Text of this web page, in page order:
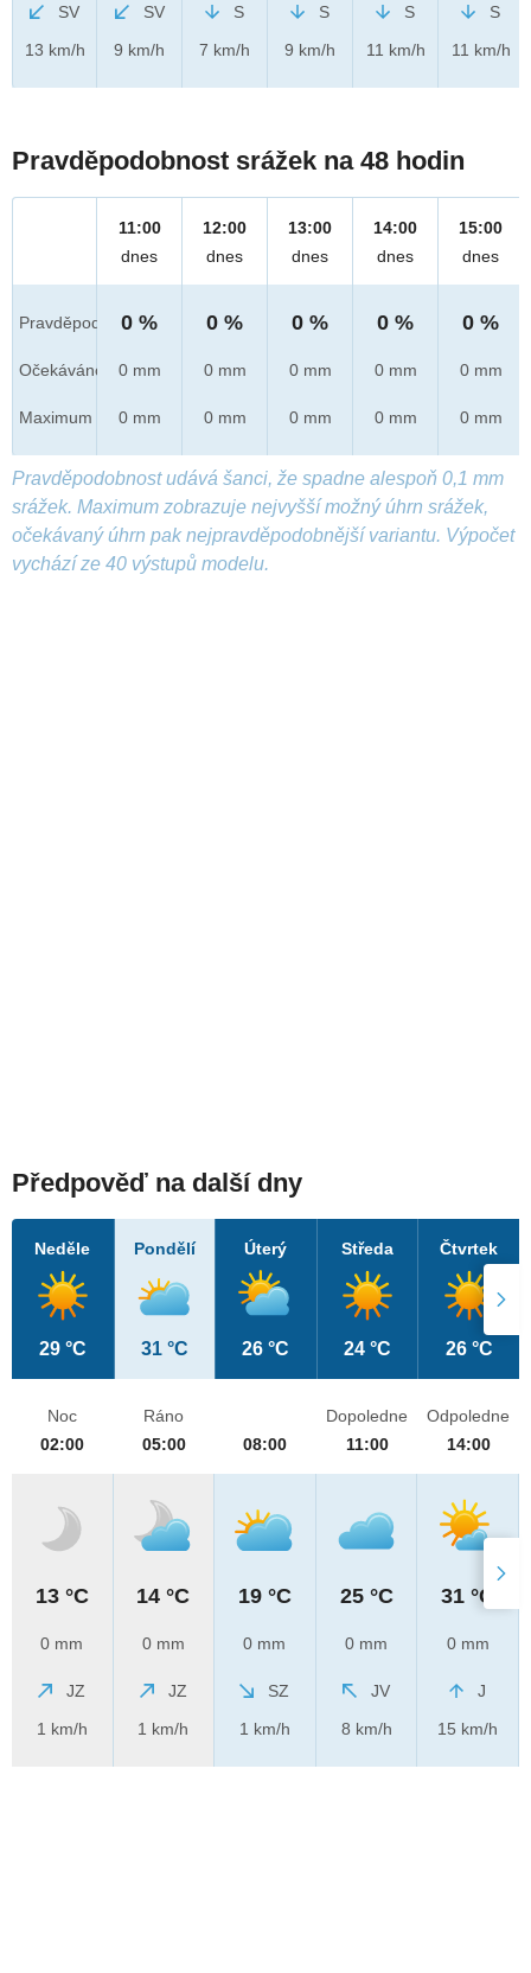
SV
13 km/h
SV
9 km/h
S
7 km/h
S
9 km/h
S
11 km/h
S
11 km/h
Pravděpodobnost srážek na 48 hodin
Pravděpod.
Očekáváno
Maximum
11:00
dnes
0 %
0 mm
0 mm
12:00
dnes
0 %
0 mm
0 mm
13:00
dnes
0 %
0 mm
0 mm
14:00
dnes
0 %
0 mm
0 mm
15:00
dnes
0 %
0 mm
0 mm
Pravděpodobnost udává šanci, že spadne alespoň 0,1 mm
srážek. Maximum zobrazuje nejvyšší možný úhrn srážek,
očekávaný úhrn pak nejpravděpodobnější variantu. Výpočet
vychází ze 40 výstupů modelu.
Předpověď na další dny
Neděle
29 °C
Pondělí
31 °C
Úterý
26 °C
Středa
24 °C
Čtvrtek
26 °C
Noc
02:00
13 °C
0 mm
JZ
1 km/h
Ráno
05:00
14 °C
0 mm
JZ
1 km/h
08:00
19 °C
0 mm
SZ
1 km/h
Dopoledne
11:00
25 °C
0 mm
JV
8 km/h
Odpoledne
14:00
31 °C
0 mm
J
15 km/h